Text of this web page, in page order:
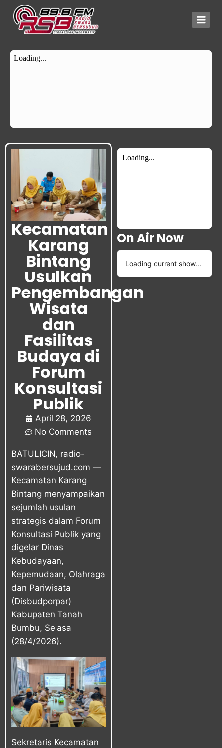
Kecamatan
Karang
Bintang
Usulkan
Pengembangan
Wisata
dan
Fasilitas
Budaya di
Forum
Konsultasi
Publik
April 28, 2026
No Comments
BATULICIN, radio-
swarabersujud.com —
Kecamatan Karang
Bintang menyampaikan
sejumlah usulan
strategis dalam Forum
Konsultasi Publik yang
digelar Dinas
Kebudayaan,
Kepemudaan, Olahraga
dan Pariwisata
(Disbudporpar)
Kabupaten Tanah
Bumbu, Selasa
(28/4/2026).
Sekretaris Kecamatan
On Air Now
Loading current show...